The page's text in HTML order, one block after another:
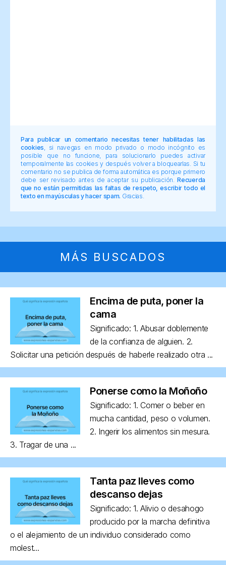
Para publicar un comentario necesitas tener habilitadas las
cookies , si navegas en modo privado o modo incógnito es
posible que no funcione, para solucionarlo puedes activar
temporalmente las cookies y después volver a bloquearlas. Si tu
comentario no se publica de forma automática es porque primero
debe ser revisado antes de aceptar su publicación.Recuerda
que no están permitidas las faltas de respeto, escribir todo el
texto en mayúsculas y hacer spam. Gracias.
MÁS BUSCADOS
Encima de puta, poner la
cama
Significado: 1. Abusar doblemente
de la confianza de alguien. 2.
Solicitar una petición después de haberle realizado otra ...
Ponerse como la Moñoño
Significado: 1. Comer o beber en
mucha cantidad, peso o volumen.
2. Ingerir los alimentos sin mesura.
3. Tragar de una ...
Tanta paz lleves como
descanso dejas
Significado: 1. Alivio o desahogo
producido por la marcha definitiva
o el alejamiento de un individuo considerado como
molest...